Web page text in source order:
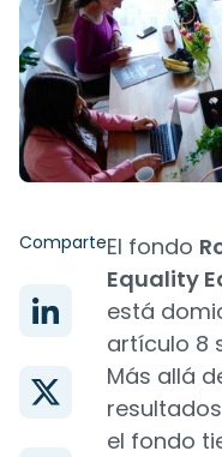
ComparteEl fondo
Equality
está
artículo 8
Más allá
el fondo